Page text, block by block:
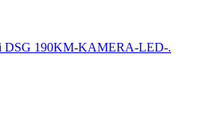
DSG 190KM-KAMERA-LED-.